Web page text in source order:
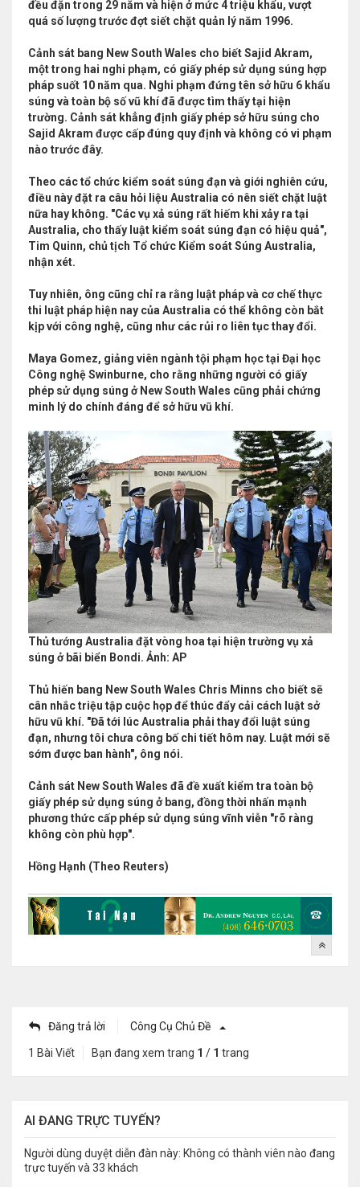
đều đặn trong 29 năm và hiện ở mức 4 triệu khẩu, vượt
quá số lượng trước đợt siết chặt quản lý năm 1996.
Cảnh sát bang New South Wales cho biết Sajid Akram,
một trong hai nghi phạm, có giấy phép sử dụng súng hợp
pháp suốt 10 năm qua. Nghi phạm đứng tên sở hữu 6 khẩu
súng và toàn bộ số vũ khí đã được tìm thấy tại hiện
trường. Cảnh sát khẳng định giấy phép sở hữu súng cho
Sajid Akram được cấp đúng quy định và không có vi phạm
nào trước đây.
Theo các tổ chức kiểm soát súng đạn và giới nghiên cứu,
điều này đặt ra câu hỏi liệu Australia có nên siết chặt luật
nữa hay không. "Các vụ xả súng rất hiếm khi xảy ra tại
Australia, cho thấy luật kiểm soát súng đạn có hiệu quả",
Tim Quinn, chủ tịch Tổ chức Kiểm soát Súng Australia,
nhận xét.
Tuy nhiên, ông cũng chỉ ra rằng luật pháp và cơ chế thực
thi luật pháp hiện nay của Australia có thể không còn bắt
kịp với công nghệ, cũng như các rủi ro liên tục thay đổi.
Maya Gomez, giảng viên ngành tội phạm học tại Đại học
Công nghệ Swinburne, cho rằng những người có giấy
phép sử dụng súng ở New South Wales cũng phải chứng
minh lý do chính đáng để sở hữu vũ khí.
Thủ tướng Australia đặt vòng hoa tại hiện trường vụ xả
súng ở bãi biển Bondi. Ảnh: AP
Thủ hiến bang New South Wales Chris Minns cho biết sẽ
cân nhắc triệu tập cuộc họp để thúc đẩy cải cách luật sở
hữu vũ khí. "Đã tới lúc Australia phải thay đổi luật súng
đạn, nhưng tôi chưa công bố chi tiết hôm nay. Luật mới sẽ
sớm được ban hành", ông nói.
Cảnh sát New South Wales đã đề xuất kiểm tra toàn bộ
giấy phép sử dụng súng ở bang, đồng thời nhấn mạnh
phương thức cấp phép sử dụng súng vĩnh viễn "rõ ràng
không còn phù hợp".
Hồng Hạnh (Theo Reuters)
Đăng trả lời Công Cụ Chủ Đề
1 Bài Viết Bạn đang xem trang 1 / 1 trang
AI ĐANG TRỰC TUYẾN?
Người dùng duyệt diễn đàn này: Không có thành viên nào đang
trực tuyến và 33 khách